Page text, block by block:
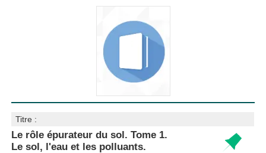
Titre :
Le rôle épurateur du sol. Tome 1.
Le sol, l'eau et les polluants.